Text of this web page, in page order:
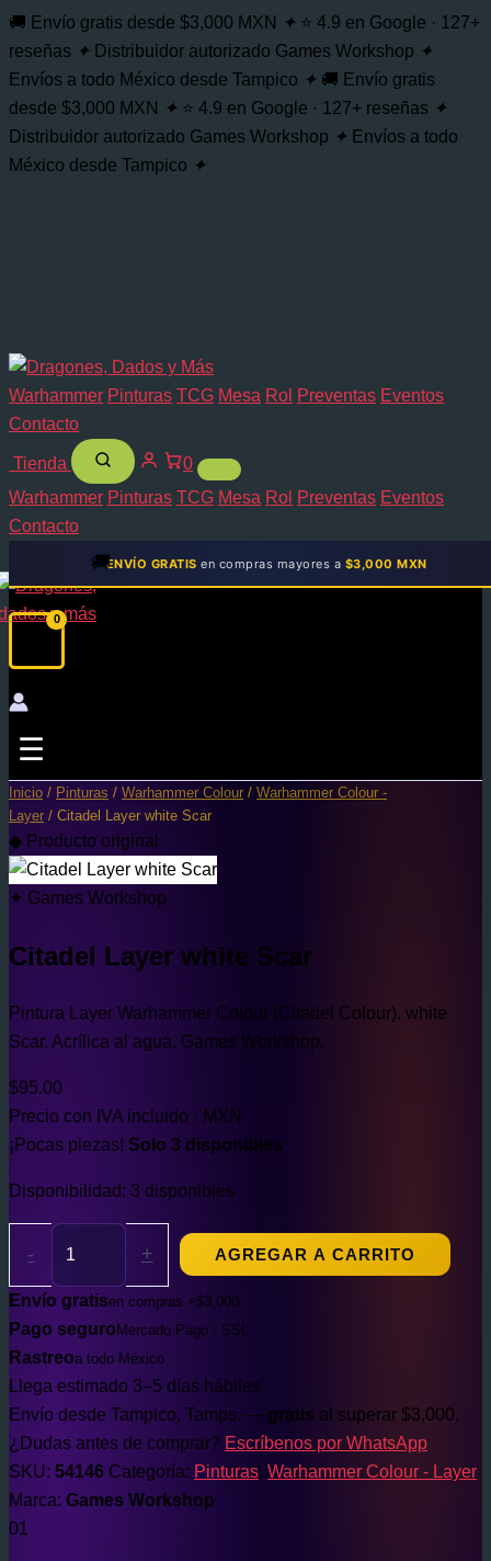
🚚 Envío gratis desde $3,000 MXN ✦ ⭐ 4.9 en Google · 127+
reseñas ✦ Distribuidor autorizado Games Workshop ✦
Envíos a todo México desde Tampico ✦ 🚚 Envío gratis
desde $3,000 MXN
✦ ⭐ 4.9 en Google · 127+ reseñas ✦
Distribuidor autorizado Games Workshop ✦ Envíos a todo
México desde Tampico ✦
Warhammer Pinturas TCG Mesa Rol Preventas Eventos
Contacto
Tienda
0
Warhammer Pinturas TCG Mesa Rol Preventas Eventos
Contacto
🚚ENVÍO GRATIS en compras mayores a $3,000 MXN
Ir
contenido
☰
Inicio / Pinturas / Warhammer Colour / Warhammer Colour -
Layer / Citadel Layer white Scar
◆ Producto original
✦ Games Workshop
Citadel Layer white Scar
Pintura Layer Warhammer Colour (Citadel Colour). white
Scar. Acrílica al agua. Games Workshop.
$95.00
Precio con IVA incluido · MXN
¡Pocas piezas! Solo 3 disponibles
Disponibilidad: 3 disponibles
-
Layer
white
Scar
cantidad
+ AGREGAR A CARRITO
Envío gratisen compras +$3,000
Pago seguroMercado Pago · SSL
Rastreoa todo México
Llega estimado 3–5 días hábiles
Envío desde Tampico, Tamps. — gratis al superar $3,000.
¿Dudas antes de comprar? Escríbenos por WhatsApp
SKU: 54146 Categoría: Pinturas, Warhammer Colour - Layer
Marca: Games Workshop
01